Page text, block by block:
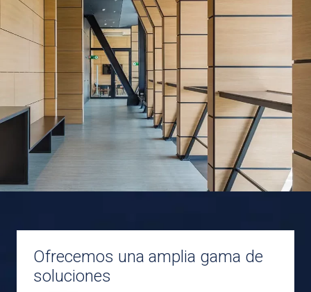
Ofrecemos una amplia gama de
soluciones